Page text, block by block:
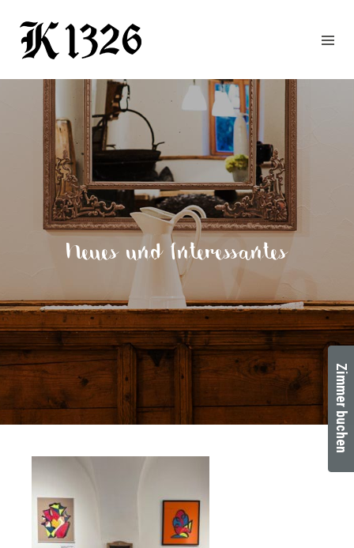
HOTEL
EVENTS
REGION
ZIMMER
BUCHEN
KONTAKT
ANFRAGE
Neues und Interessantes
Zimmer buchen